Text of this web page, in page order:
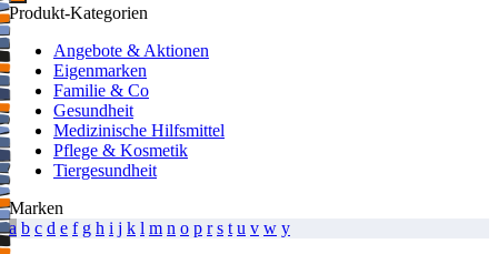
Produkt-Kategorien
Angebote & Aktionen
Eigenmarken
Familie & Co
Gesundheit
Medizinische Hilfsmittel
Pflege & Kosmetik
Tiergesundheit
Marken
a b c d e f g h i j k l m n o p r s t u v w y